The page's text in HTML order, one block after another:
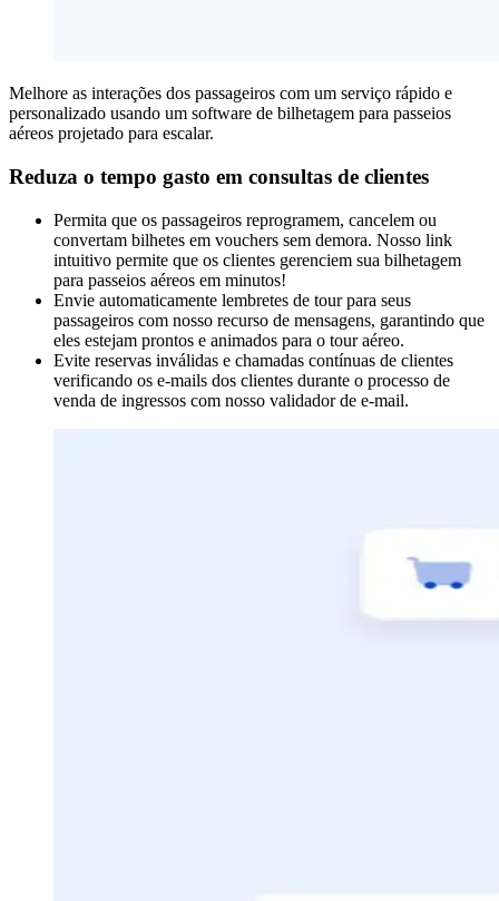
Melhore as interações dos passageiros com um serviço rápido e
personalizado usando um software de bilhetagem para passeios
aéreos projetado para escalar.
Reduza o tempo gasto em consultas de clientes
Permita que os passageiros reprogramem, cancelem ou
convertam bilhetes em vouchers sem demora. Nosso link
intuitivo permite que os clientes gerenciem sua bilhetagem
para passeios aéreos em minutos!
Envie automaticamente lembretes de tour para seus
passageiros com nosso recurso de mensagens, garantindo que
eles estejam prontos e animados para o tour aéreo.
Evite reservas inválidas e chamadas contínuas de clientes
verificando os e-mails dos clientes durante o processo de
venda de ingressos com nosso validador de e-mail.